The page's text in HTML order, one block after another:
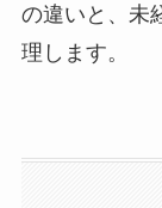
の違いと、未
理します。